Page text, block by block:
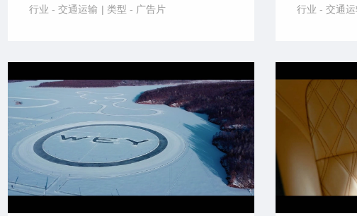
行业 - 交通运输 | 类型 - 广告片 行业 - 交通运